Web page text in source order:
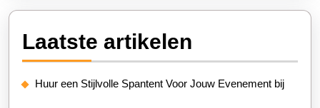
Laatste artikelen
Huur een Stijlvolle Spantent Voor Jouw Evenement bij